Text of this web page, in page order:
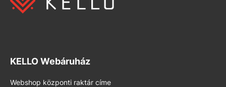
KELLO Webáruház
Webshop központi raktár címe